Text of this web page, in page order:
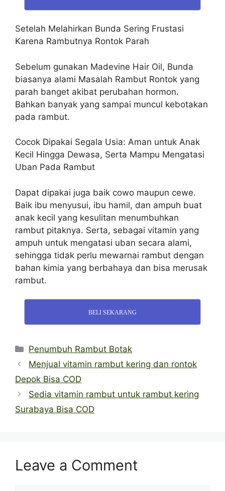
Setelah Melahirkan Bunda Sering Frustasi
Karena Rambutnya Rontok Parah
Sebelum gunakan Madevine Hair Oil, Bunda
biasanya alami Masalah Rambut Rontok yang
parah banget akibat perubahan hormon.
Bahkan banyak yang sampai muncul kebotakan
pada rambut.
Cocok Dipakai Segala Usia: Aman untuk Anak
Kecil Hingga Dewasa, Serta Mampu Mengatasi
Uban Pada Rambut
Dapat dipakai juga baik cowo maupun cewe.
Baik ibu menyusui, ibu hamil, dan ampuh buat
anak kecil yang kesulitan menumbuhkan
rambut pitaknya. Serta, sebagai vitamin yang
ampuh untuk mengatasi uban secara alami,
sehingga tidak perlu mewarnai rambut dengan
bahan kimia yang berbahaya dan bisa merusak
rambut.
BELI SEKARANG
Categories
Penumbuh Rambut Botak
Menjual vitamin rambut kering dan rontok
Depok Bisa COD
Sedia vitamin rambut untuk rambut kering
Surabaya Bisa COD
Leave a Comment